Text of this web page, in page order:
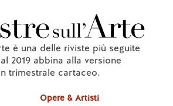
è una delle riviste più seguite
2019 abbina alla versione
trimestrale cartaceo.
Opere & Artisti